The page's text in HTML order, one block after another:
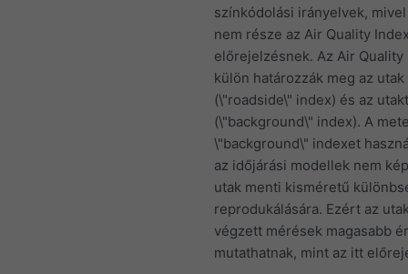
színkódolási irányelvek,
nem része az Air Quality
előrejelzésnek. Az Air Quality
külön határozzák meg az
(\"roadside\" index) és az
(\"background\" index). A
\"background\" indexet
az időjárási modellek nem
utak menti kisméretű
reprodukálására. Ezért az
végzett mérések magasabb
mutathatnak, mint az itt